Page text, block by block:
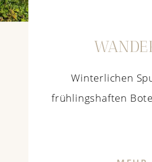
Winterlichen
frühlingshaften